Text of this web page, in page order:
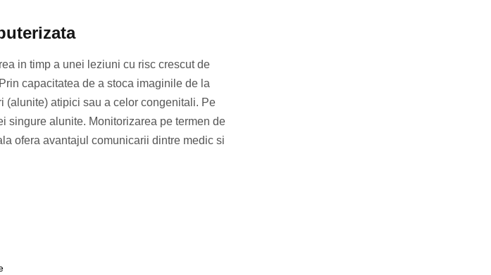
in timp a unei leziuni cu risc crescut de
capacitatea de a stoca imaginile de la
(alunite) atipici sau a celor congenitali. Pe
singure alunite. Monitorizarea pe termen de
ofera avantajul comunicarii dintre medic si